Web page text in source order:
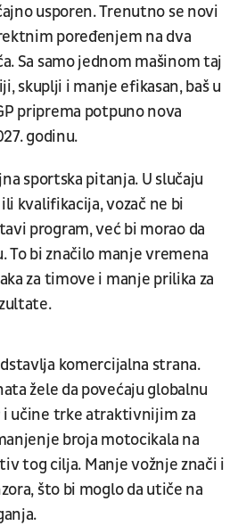
usporen. Trenutno se novi
poređenjem na dva
Sa samo jednom mašinom taj
skuplji i manje efikasan, baš u
priprema potpuno nova
godinu.
sportska pitanja. U slučaju
kvalifikacija, vozač ne bi
program, već bi morao da
To bi značilo manje vremena
za timove i manje prilika za
komercijalna strana.
žele da povećaju globalnu
i učine trke atraktivnijim za
broja motocikala na
tog cilja. Manje vožnje znači i
što bi moglo da utiče na